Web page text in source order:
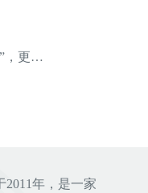
，更…
年，是一家